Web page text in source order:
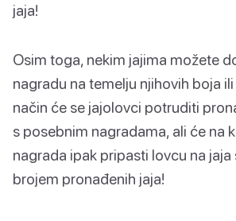
jaja!
Osim toga, nekim jajima možete
nagradu na temelju njihovih boja
način će se jajolovci potruditi
s posebnim nagradama, ali će na
nagrada ipak pripasti lovcu na jaja
brojem pronađenih jaja!